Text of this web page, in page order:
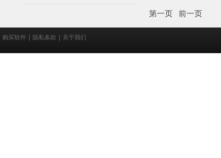
第一页 前一页
购买软件 隐私条款 关于我们